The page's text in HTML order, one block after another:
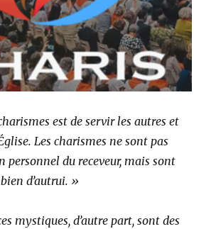
est de servir les autres et
Les charismes ne sont pas
personnel du receveur, mais sont
d’autrui. »
mystiques, d’autre part, sont des